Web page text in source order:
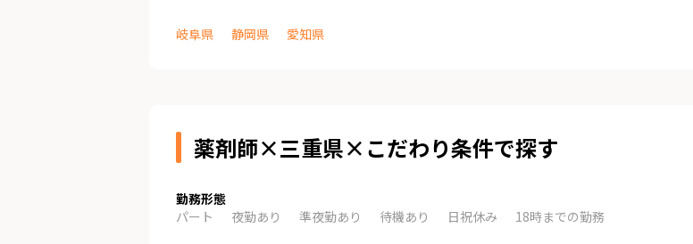
岐阜県 静岡県 愛知県
薬剤師×三重県×こだわり条件で探す
勤務形態
パート
夜勤あり 準夜勤あり 待機あり 日祝休み
18時までの勤務